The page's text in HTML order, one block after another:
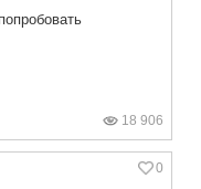
18 906
0